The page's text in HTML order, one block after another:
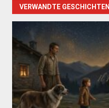
VERWANDTE GESCHICHTEN